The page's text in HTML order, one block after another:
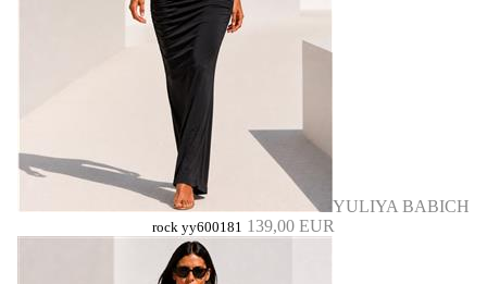
YULIYA BABICH
rock yy600181 139,00 EUR